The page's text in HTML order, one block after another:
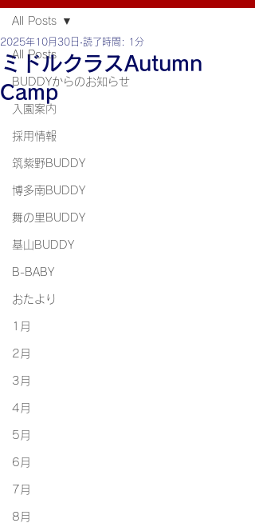
All Posts
BUDDYからのお知らせ
入園案内
採用情報
筑紫野BUDDY
博多南BUDDY
舞の里BUDDY
基山BUDDY
B-BABY
おたより
1月
2月
3月
4月
5月
6月
7月
8月
All Posts
ミドルクラスAutumn
Camp
2025年10月30日 読了時間: 1分